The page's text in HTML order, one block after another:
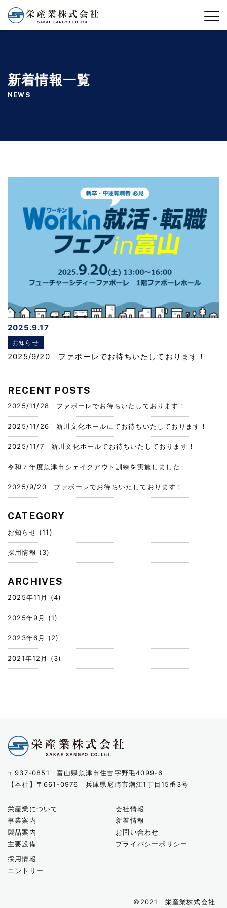
新着情報一覧
NEWS
2025.9.17
お知らせ
2025/9/20 ファボーレでお待ちいたしております！
RECENT POSTS
2025/11/28 ファボーレでお待ちいたしております！
2025/11/26 新川文化ホールにてお待ちいたしております！
2025/11/7 新川文化ホールでお待ちいたしております！
令和７年度魚津市シェイクアウト訓練を実施しました
2025/9/20 ファボーレでお待ちいたしております！
CATEGORY
お知らせ (11)
採用情報 (3)
ARCHIVES
2025年11月 (4)
2025年9月 (1)
2023年6月 (2)
2021年12月 (3)
〒937-0851 富山県魚津市住吉字野毛4099-6
【本社】〒661-0976 兵庫県尼崎市潮江1丁目15番3号
栄産業について
事業案内
製品案内
主要設備
会社情報
新着情報
お問い合わせ
プライバシーポリシー
採用情報
エントリー
©2021 栄産業株式会社